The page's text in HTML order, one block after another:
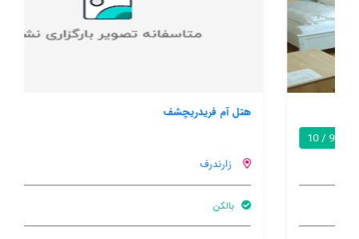
هتل آم فریدریچشف